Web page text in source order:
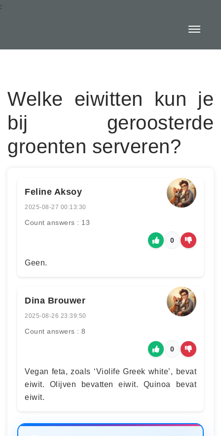
:
Welke eiwitten kun je
bij geroosterde
groenten serveren?
Feline Aksoy
2025-08-27 00:13:30
Count answers : 13
0
Geen.
Dina Brouwer
2025-08-26 23:39:50
Count answers : 8
0
Vegan feta, zoals ‘Violife Greek white’, bevat
eiwit. Olijven bevatten eiwit. Quinoa bevat
eiwit.